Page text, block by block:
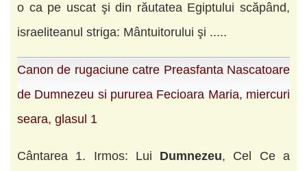
o ca pe uscat şi din răutatea Egiptului scăpând,
israeliteanul striga: Mântuitorului şi .....
Canon de rugaciune catre Preasfanta Nascatoare
de Dumnezeu si pururea Fecioara Maria, miercuri
seara, glasul 1
Cântarea 1. Irmos: Lui Dumnezeu, Cel Ce a